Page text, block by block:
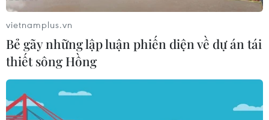
CƠ QUAN CHỦ QUẢN: THÔNG TẤN XÃ VIỆT NAM
Tổng Biên tập: TRẦN TIẾN DUẨN
vietnamplus.vn
Bẻ gãy những lập luận phiến diện về dự án tái
thiết sông Hồng